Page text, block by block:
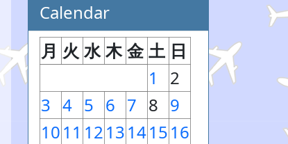
Calendar
月 火 水 木 金 土 日
1
2
3 4 5 6 7 8 9
1011 1213141516